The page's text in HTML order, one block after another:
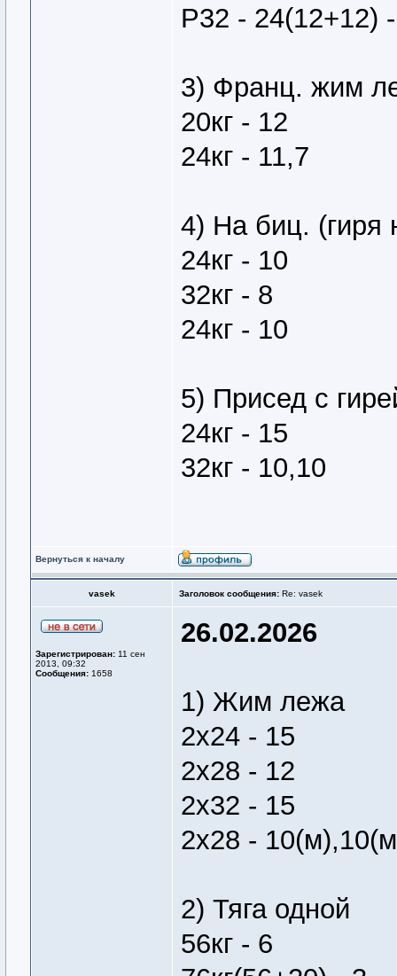
Р32 - 24(12+12)
3) Франц. жим
20кг - 12
24кг - 11,7
4) На биц. (гиря
24кг - 10
32кг - 8
24кг - 10
5) Присед с
24кг - 15
32кг - 10,10
Вернуться к началу
vasek Заголовок сообщения: Re: vasek
Зарегистрирован: 11 сен
2013, 09:32
Сообщения: 1658
26.02.2026
1) Жим лежа
2х24 - 15
2х28 - 12
2х32 - 15
2х28 -
2) Тяга одной
56кг - 6